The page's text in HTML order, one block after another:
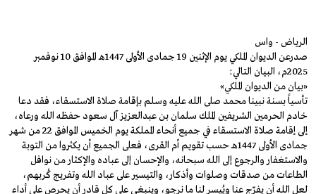
الرياض - واس
صدرعن الديوان الملكي يوم الإثنين 19 جمادى الأولى 1447هـ الموافق 10 نوفمبر
2025م، البيان التالي:
«بيان من الديوان الملكي»
تأسياً بسنة نبينا محمد صلى الله عليه وسلم بإقامة صلاة الاستسقاء، فقد دعا
خادم الحرمين الشريفين الملك سلمان بن عبدالعزيز آل سعود حفظه الله ورعاه،
إلى إقامة صلاة الاستسقاء في جميع أنحاء المملكة يوم الخميس الموافق 22 من شهر
جمادى الأولى 1447هـ حسب تقويم أم القرى، فعلى الجميع أن يكثروا من التوبة
والاستغفار والرجوع إلى الله سبحانه، والإحسان إلى عباده والإكثار من نوافل
الطاعات من صدقات وصلوات وأذكار، والتيسير على عباد الله وتفريج كُربهم،
لعل الله أن يفرّج عنا ويُيسر لنا ما نرجو، وينبغي على كل قادر أن يحرص على أداء